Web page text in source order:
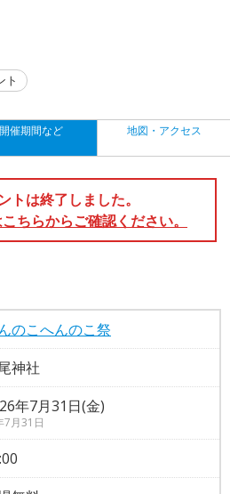
ト
開催期間など 地図・アクセス
トは終了しました。
ちらからご確認ください。
のこへんのこ祭
神社
年7月31日(金)
7月31日